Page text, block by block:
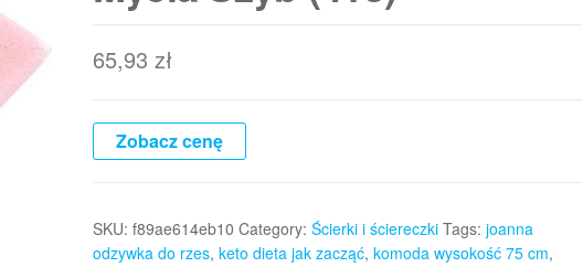
65,93 zł
Zobacz cenę
SKU: f89ae614eb10 Category: Ścierki i ściereczki Tags: joanna
odzywka do rzes, keto dieta jak zacząć, komoda wysokość 75 cm,